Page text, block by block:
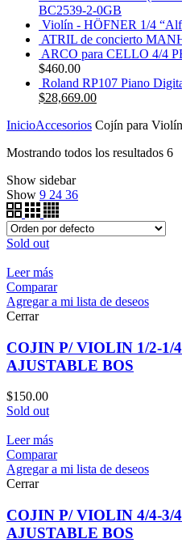
BC2539-2-0GB
Violín - HÖFNER 1/4
ATRIL de concierto
ARCO para CELLO 4/4
$460.00
Roland RP107 Piano
$28,669.00
InicioAccesorios Cojín para Violín
Mostrando todos los resultados 6
Show sidebar
Show 9 24 36
Sold out
Leer más
Comparar
Agregar a mi lista de deseos
Cerrar
COJIN P/ VIOLIN 1/2-1/
AJUSTABLE BOS
$150.00
Sold out
Leer más
Comparar
Agregar a mi lista de deseos
Cerrar
COJIN P/ VIOLIN 4/4-3/
AJUSTABLE BOS